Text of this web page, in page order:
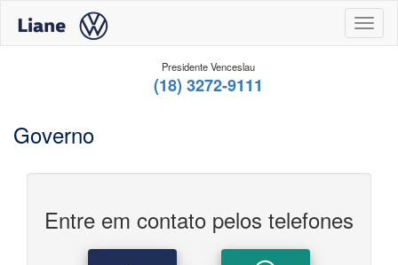
Presidente Venceslau
(18) 3272-9111
Governo
Entre em contato pelos telefones